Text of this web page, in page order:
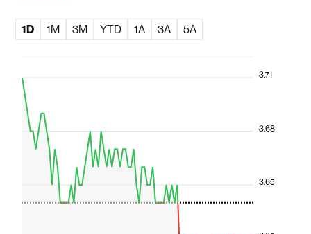
1D 1M 3M YTD 1A 3A 5A
3.65
3.68
3.71